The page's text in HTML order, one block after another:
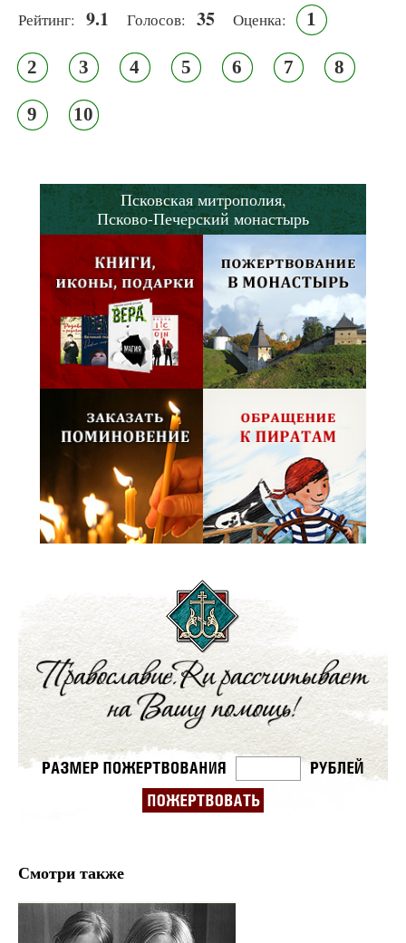
Рейтинг: 9.1 Голосов: 35 Оценка: 1
2 3 4 5 6 7 8
9 10
Псковская митрополия,
Псково-Печерский монастырь
Смотри также